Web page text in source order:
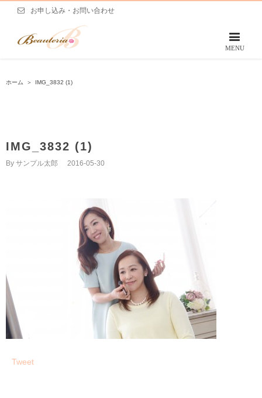
お申し込み・お問い合わせ
ホーム ＞ IMG_3832 (1)
IMG_3832 (1)
By サンプル太郎 2016-05-30
Tweet